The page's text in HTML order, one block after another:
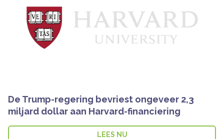
De Trump-regering bevriest ongeveer 2,3
miljard dollar aan Harvard-financiering
LEES NU